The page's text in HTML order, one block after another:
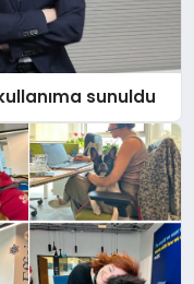
sunuldu